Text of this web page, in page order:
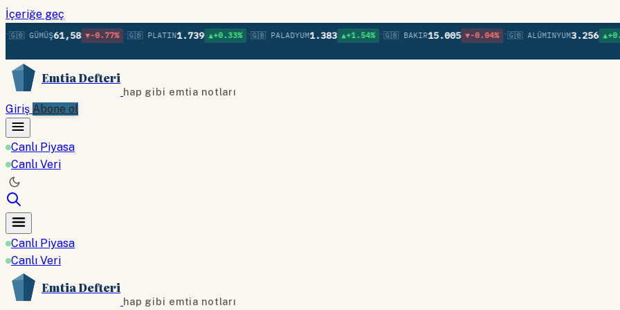
İçeriğe geç
GÜMÜŞ61,58 ▼-0.77% •🇬🇧 PLATIN1.739 ▲+0.33% •🇬🇧 PALADYUM1.383 ▲+1.54% •🇬🇧 BAKIR15.005 ▼-0.04% •🇬🇧 ALÜMINYUM3.256
Emtia Defteri
hap gibi emtia notları
Giriş Abone ol
Canlı Piyasa
Canlı Veri
Canlı Piyasa
Canlı Veri
Emtia Defteri
hap gibi emtia notları